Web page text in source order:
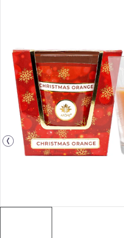
Gyűjtemény
Egészség és szépség
Sport és szabadban
Gyermekeknek